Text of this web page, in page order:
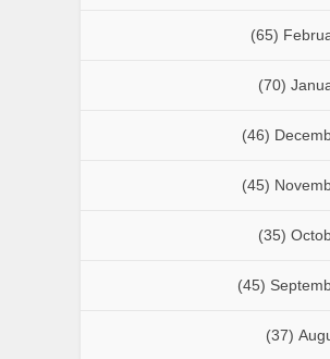
(65)
(70)
(46)
(45)
(35)
(45)
(37)